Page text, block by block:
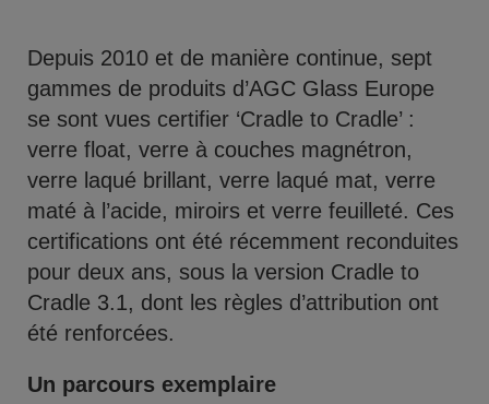
Depuis 2010 et de manière continue, sept
gammes de produits d’AGC Glass Europe
se sont vues certifier ‘Cradle to Cradle’ :
verre float, verre à couches magnétron,
verre laqué brillant, verre laqué mat, verre
maté à l’acide, miroirs et verre feuilleté. Ces
certifications ont été récemment reconduites
pour deux ans, sous la version Cradle to
Cradle 3.1, dont les règles d’attribution ont
été renforcées.
Un parcours exemplaire